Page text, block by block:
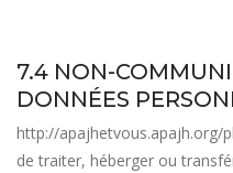
7.4 NON-
DONNÉES
http://apajhetvous.apajh.org/
de traiter, héberger ou